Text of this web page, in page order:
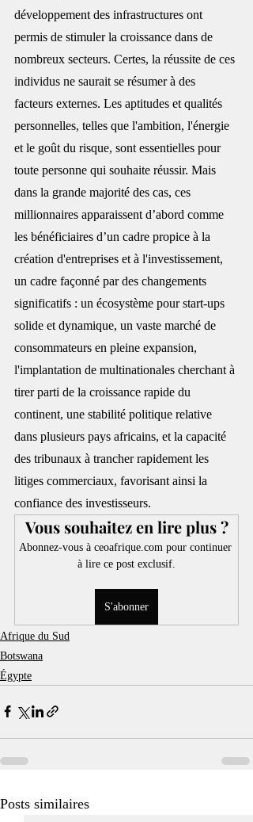
développement des infrastructures ont
permis de stimuler la croissance dans de
nombreux secteurs. Certes, la réussite de ces
individus ne saurait se résumer à des
facteurs externes. Les aptitudes et qualités
personnelles, telles que l'ambition, l'énergie
et le goût du risque, sont essentielles pour
toute personne qui souhaite réussir. Mais
dans la grande majorité des cas, ces
millionnaires apparaissent d’abord comme
les bénéficiaires d’un cadre propice à la
création d'entreprises et à l'investissement,
un cadre façonné par des changements
significatifs : un écosystème pour start-ups
solide et dynamique, un vaste marché de
consommateurs en pleine expansion,
l'implantation de multinationales cherchant à
tirer parti de la croissance rapide du
continent, une stabilité politique relative
dans plusieurs pays africains, et la capacité
des tribunaux à trancher rapidement les
litiges commerciaux, favorisant ainsi la
confiance des investisseurs.
Vous souhaitez en lire plus ?
Abonnez-vous à ceoafrique.com pour continuer
à lire ce post exclusif.
S'abonner
Afrique du Sud
Botswana
Égypte
Posts similaires